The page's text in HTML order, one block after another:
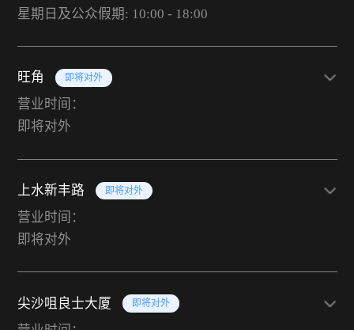
星期日及公众假期: 10:00 - 18:00
旺角 即将对外
营业时间：
即将对外
上水新丰路 即将对外
营业时间：
即将对外
尖沙咀良士大厦 即将对外